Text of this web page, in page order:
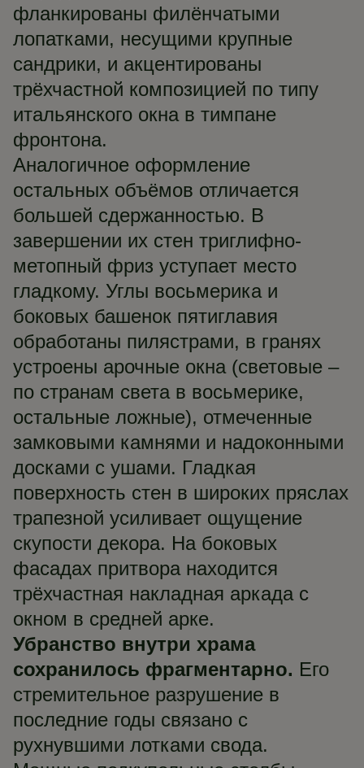
фланкированы филёнчатыми
лопатками, несущими крупные
сандрики, и акцентированы
трёхчастной композицией по типу
итальянского окна в тимпане
фронтона.
Аналогичное оформление
остальных объёмов отличается
большей сдержанностью. В
завершении их стен триглифно-
метопный фриз уступает место
гладкому. Углы восьмерика и
боковых башенок пятиглавия
обработаны пилястрами, в гранях
устроены арочные окна (световые –
по странам света в восьмерике,
остальные ложные), отмеченные
замковыми камнями и надоконными
досками с ушами. Гладкая
поверхность стен в широких пряслах
трапезной усиливает ощущение
скупости декора. На боковых
фасадах притвора находится
трёхчастная накладная аркада с
окном в средней арке.
Убранство внутри храма
сохранилось фрагментарно. Его
стремительное разрушение в
последние годы связано с
рухнувшими лотками свода.